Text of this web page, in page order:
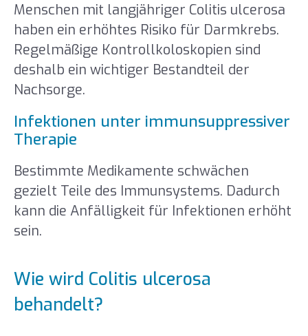
Menschen mit langjähriger Colitis ulcerosa
haben ein erhöhtes Risiko für Darmkrebs.
Regelmäßige Kontrollkoloskopien sind
deshalb ein wichtiger Bestandteil der
Nachsorge.
Infektionen unter immunsuppressiver
Therapie
Bestimmte Medikamente schwächen
gezielt Teile des Immunsystems. Dadurch
kann die Anfälligkeit für Infektionen erhöht
sein.
Wie wird Colitis ulcerosa
behandelt?